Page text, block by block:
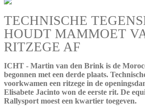
TECHNISCHE
HOUDT MAMMOET
RITZEGE AF
ICHT - Martin van den Brink is de
begonnen met een derde plaats.
voorkwamen een ritzege in de
Elisabete Jacinto won de eerste rit. De
Rallysport moest een kwartier toegeven.